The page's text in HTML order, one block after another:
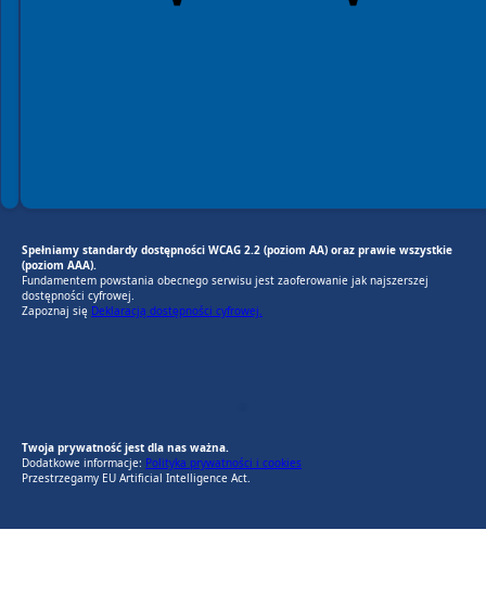
Spełniamy standardy dostępności WCAG 2.2 (poziom AA) oraz prawie wszystkie
(poziom AAA).
Fundamentem powstania obecnego serwisu jest zaoferowanie jak najszerszej
dostępności cyfrowej.
Zapoznaj się Deklaracją dostępności cyfrowej.
Twoja prywatność jest dla nas ważna.
Dodatkowe informacje: Polityka prywatności i cookies
Przestrzegamy EU Artificial Intelligence Act.